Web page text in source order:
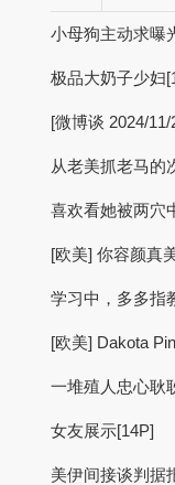
小母狗主动求曝
极品大奶子少妇
[微博谈 2024/
从老美抓老马的
喜欢看她被两穴
[欧美] 你容颜真
学习中，多多指
[欧美] Dakota
一堆殖人忠心耿
女友展示[14P]
美伊间接谈判据